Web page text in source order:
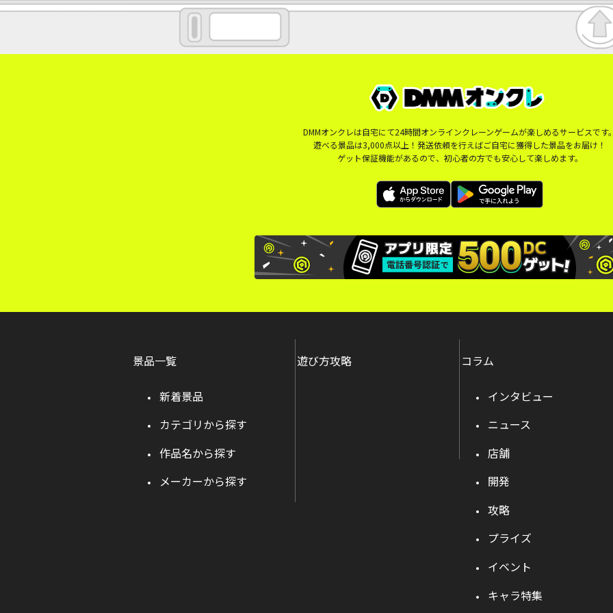
DMMオンクレは自宅にて24時間オンラインクレーンゲームが楽しめるサービスです
遊べる景品は3,000点以上！発送依頼を行えばご自宅に獲得した景品をお届け！
ゲット保証機能があるので、初心者の方でも安心して楽しめます。
景品一覧
新着景品
カテゴリから探す
作品名から探す
メーカーから探す
遊び方攻略 コラム
インタビュー
ニュース
店舗
開発
攻略
プライズ
イベント
キャラ特集